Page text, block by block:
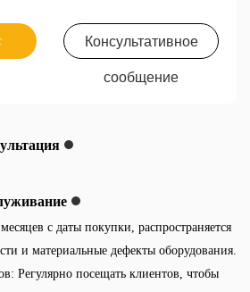
Консультативное
сообщение
с даты покупки, распространяется
и материальные дефекты оборудования.
Регулярно посещать клиентов, чтобы